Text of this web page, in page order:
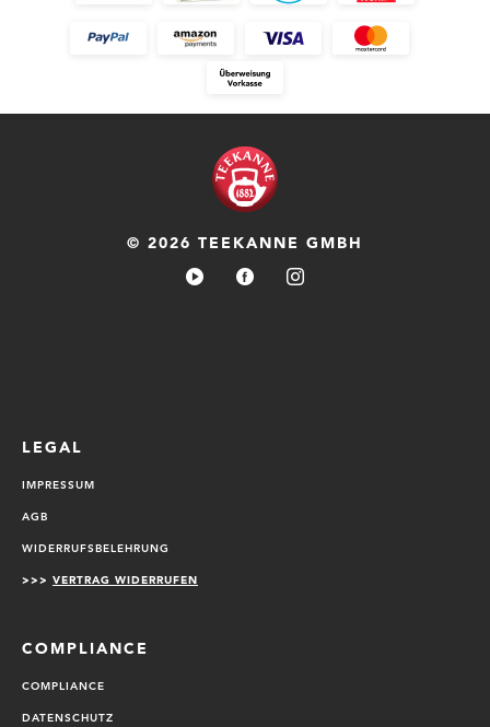
© 2026 TEEKANNE GMBH
LEGAL
IMPRESSUM
AGB
WIDERRUFSBELEHRUNG
>>> VERTRAG WIDERRUFEN
COMPLIANCE
COMPLIANCE
DATENSCHUTZ